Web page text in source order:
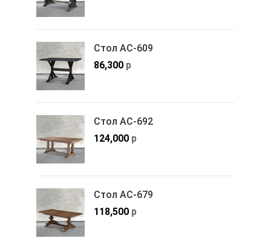
Стол АС-609
86,300 р
Стол АС-692
124,000 р
Стол АС-679
118,500 р